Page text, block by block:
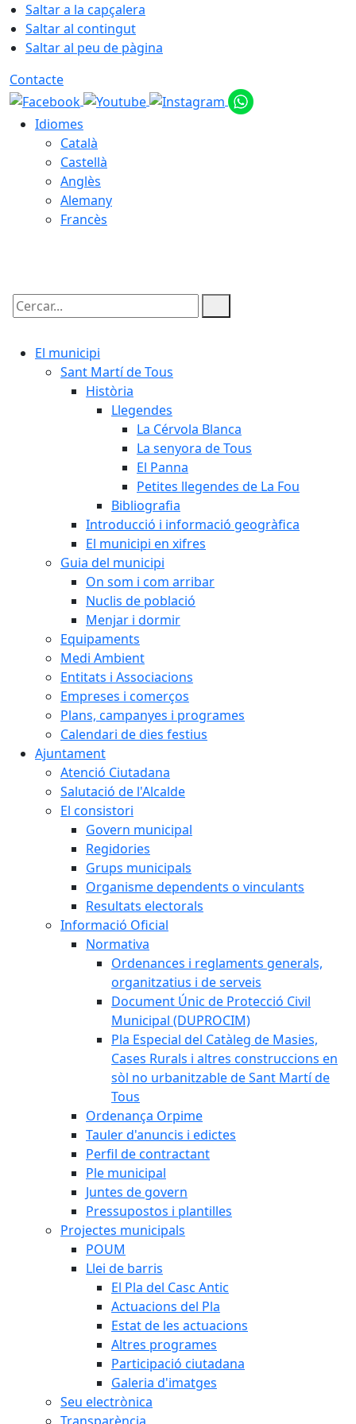
Saltar a la capçalera
Saltar al contingut
Saltar al peu de pàgina
Contacte
Idiomes
Català
Castellà
Anglès
Alemany
Francès
Cercar:
El municipi
Sant Martí de Tous
Història
Llegendes
La Cérvola Blanca
La senyora de Tous
El Panna
Petites llegendes de La Fou
Bibliografia
Introducció i informació geogràfica
El municipi en xifres
Guia del municipi
On som i com arribar
Nuclis de població
Menjar i dormir
Equipaments
Medi Ambient
Entitats i Associacions
Empreses i comerços
Plans, campanyes i programes
Calendari de dies festius
Ajuntament
Atenció Ciutadana
Salutació de l'Alcalde
El consistori
Govern municipal
Regidories
Grups municipals
Organisme dependents o vinculants
Resultats electorals
Informació Oficial
Normativa
Ordenances i reglaments generals,
organitzatius i de serveis
Document Únic de Protecció Civil
Municipal (DUPROCIM)
Pla Especial del Catàleg de Masies,
Cases Rurals i altres construccions en
sòl no urbanitzable de Sant Martí de
Tous
Ordenança Orpime
Tauler d'anuncis i edictes
Perfil de contractant
Ple municipal
Juntes de govern
Pressupostos i plantilles
Projectes municipals
POUM
Llei de barris
El Pla del Casc Antic
Actuacions del Pla
Estat de les actuacions
Altres programes
Participació ciutadana
Galeria d'imatges
Seu electrònica